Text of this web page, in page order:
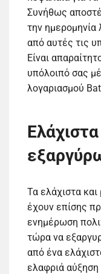
Συνήθως
την ημερομηνία
από αυτές τις
Είναι
υπόλοιπό σας
λογαριασμού
Τα ελάχιστα
έχουν επίσης
ενημέρωση
τώρα να
από ένα
ελαφριά